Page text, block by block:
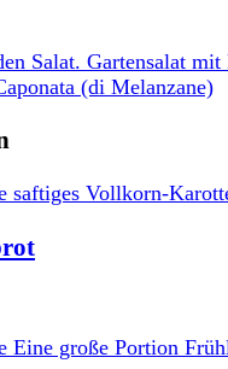
Salat. Gartensalat
(di Melanzane)